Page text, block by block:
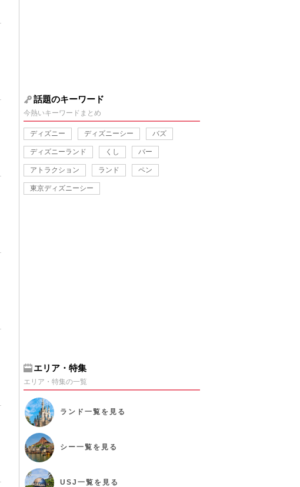
話題のキーワード
今熱いキーワードまとめ
ディズニー ディズニーシー バズ
ディズニーランド くし バー
アトラクション ランド ペン
東京ディズニーシー
エリア・特集
エリア・特集の一覧
ランド 一覧を見る
シー一覧を見る
USJ 一覧を見る